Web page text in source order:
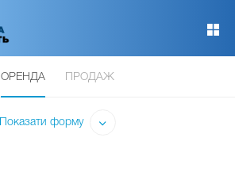
ОРЕНДА ПРОДАЖ
Показати форму